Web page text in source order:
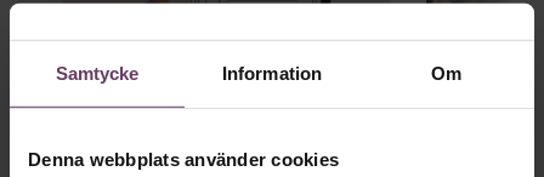
Samtycke Information Om
Denna webbplats använder cookies
Chef + Winningtemp